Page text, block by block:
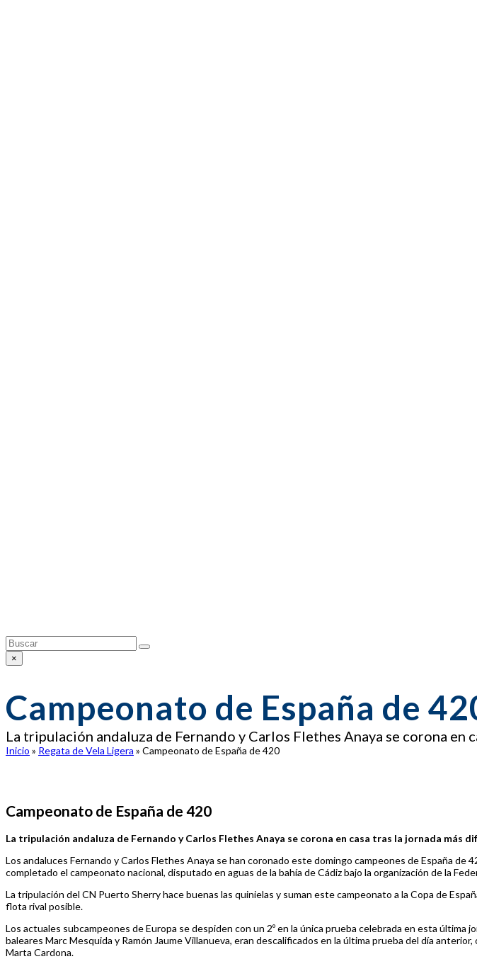
Buscar
Enviar
×
Close
Campeonato de España de
La tripulación andaluza de Fernando y Carlos Flethes Anaya se corona en
Inicio » Regata de Vela Ligera » Campeonato de España de 420
Campeonato de España de 420
La tripulación andaluza de Fernando y Carlos Flethes Anaya se corona en casa tras la jornada más
Los andaluces Fernando y Carlos Flethes Anaya se han coronado este domingo campeones de España
completado el campeonato nacional, disputado en aguas de la bahía de Cádiz bajo la organización de la
La tripulación del CN Puerto Sherry hace buenas las quinielas y suman este campeonato a la Copa de
flota rival posible.
Los actuales subcampeones de Europa se despiden con un 2º en la única prueba celebrada en esta
baleares Marc Mesquida y Ramón Jaume Villanueva, eran descalificados en la última prueba del día
Marta Cardona.